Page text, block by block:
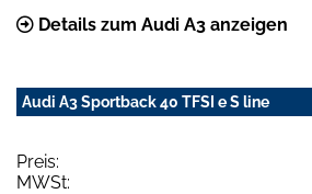
Details zum Audi A3 anzeigen
Audi A3 Sportback 40 TFSI e S line
Preis:
MWSt: